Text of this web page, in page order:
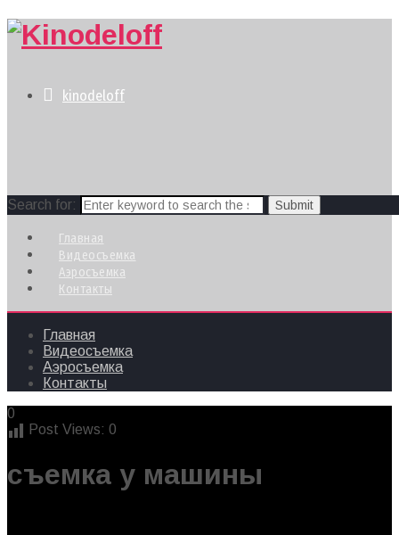
kinodeloff
Search for:
Главная
Видеосъемка
Аэросъемка
Контакты
Главная
Видеосъемка
Аэросъемка
Контакты
0
Post Views: 0
съемка у машины